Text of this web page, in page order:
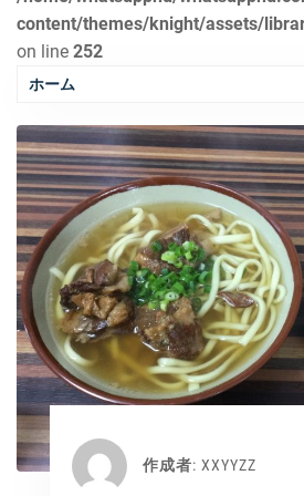
content/themes/knight/assets/
on line 252
ホーム
作成者: XXYYZZ